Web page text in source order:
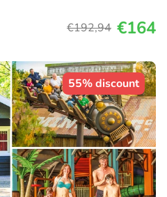
€192,94 €164
55% discount